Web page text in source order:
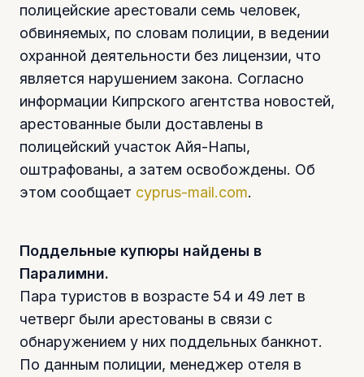
полицейские арестовали семь человек,
обвиняемых, по словам полиции, в ведении
охранной деятельности без лицензии, что
является нарушением закона. Согласно
информации Кипрского агентства новостей,
арестованные были доставлены в
полицейский участок Айя-Напы,
оштрафованы, а затем освобождены. Об
этом сообщает cyprus-mail.com.
Поддельные купюры найдены в
Паралимни.
Пара туристов в возрасте 54 и 49 лет в
четверг были арестованы в связи с
обнаружением у них поддельных банкнот.
По данным полиции, менеджер отеля в